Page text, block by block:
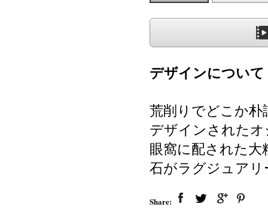
デザインについて
荒削りでどこか
デザインされた
眼窩に配された
石がラグジュア
Share: